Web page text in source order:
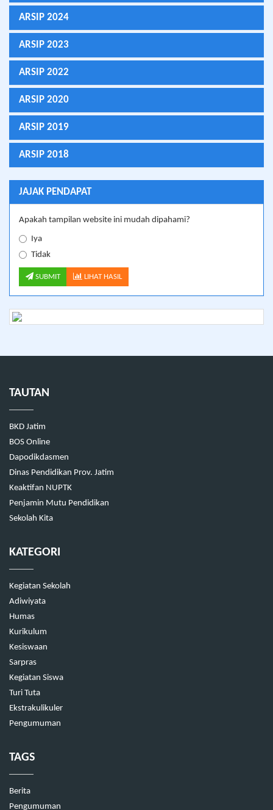
ARSIP 2024
ARSIP 2023
ARSIP 2022
ARSIP 2020
ARSIP 2019
ARSIP 2018
JAJAK PENDAPAT
Apakah tampilan website ini mudah dipahami?
Iya
Tidak
SUBMIT LIHAT HASIL
TAUTAN
BKD Jatim
BOS Online
Dapodikdasmen
Dinas Pendidikan Prov. Jatim
Keaktifan NUPTK
Penjamin Mutu Pendidikan
Sekolah Kita
KATEGORI
Kegiatan Sekolah
Adiwiyata
Humas
Kurikulum
Kesiswaan
Sarpras
Kegiatan Siswa
Turi Tuta
Ekstrakulikuler
Pengumuman
TAGS
Berita
Pengumuman